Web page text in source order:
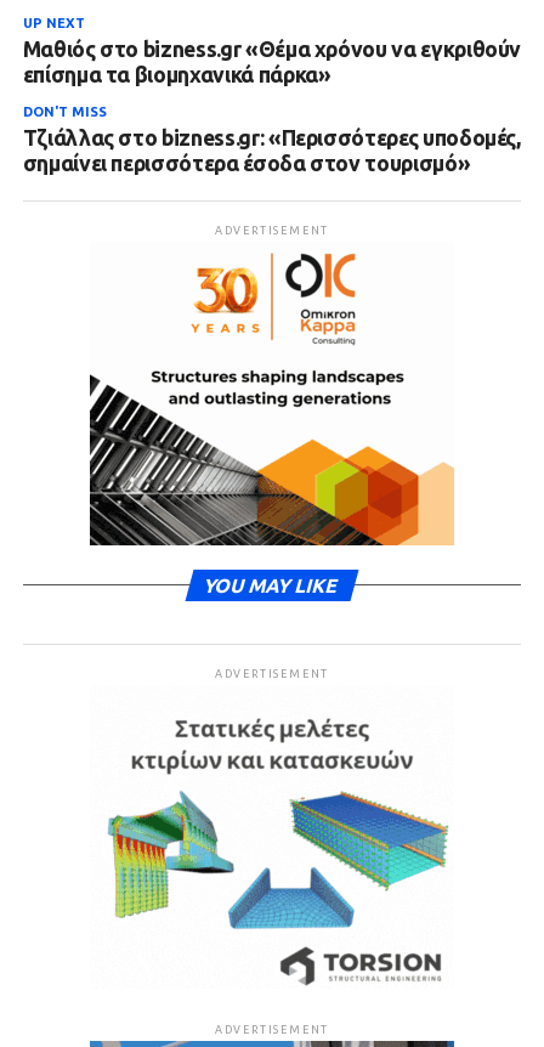
UP NEXT
Μαθιός στο bizness.gr «Θέμα χρόνου να εγκριθούν
επίσημα τα βιομηχανικά πάρκα»
DON'T MISS
Τζιάλλας στο bizness.gr: «Περισσότερες υποδομές,
σημαίνει περισσότερα έσοδα στον τουρισμό»
ADVERTISEMENT
YOU MAY LIKE
ADVERTISEMENT
ADVERTISEMENT